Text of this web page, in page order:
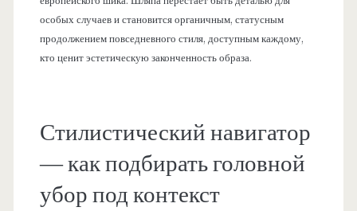
особых случаев и становится органичным, статусным
продолжением повседневного стиля, доступным каждому,
кто ценит эстетическую законченность образа.
Стилистический навигатор
— как подбирать головной
убор под контекст